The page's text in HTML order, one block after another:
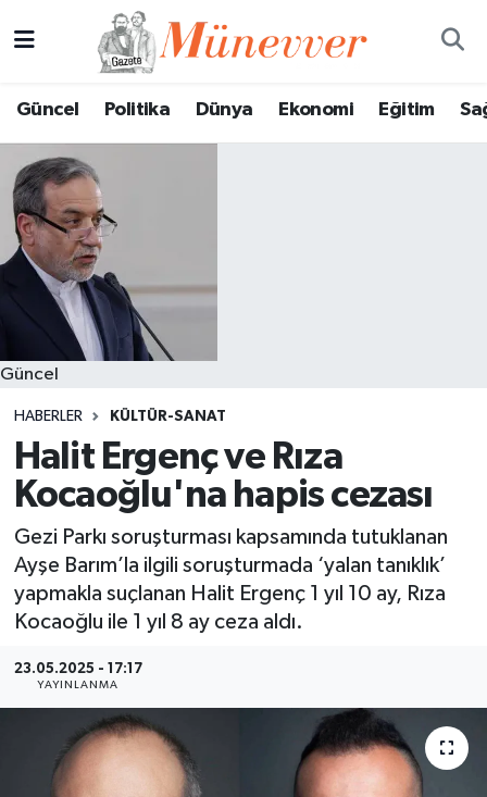
Güncel Politika Dünya Ekonomi Eğitim
Güncel
HABERLER KÜLTÜR-SANAT
Halit Ergenç ve Rıza
Kocaoğlu'na hapis cezası
Gezi Parkı soruşturması kapsamında tutuklanan
Ayşe Barım’la ilgili soruşturmada ‘yalan tanıklık’
yapmakla suçlanan Halit Ergenç 1 yıl 10 ay, Rıza
Kocaoğlu ile 1 yıl 8 ay ceza aldı.
23.05.2025 - 17:17
YAYINLANMA
Dünya
Ekonomi
Eğitim
Sağlık
Magazin
Spor
Trafik Durumu
Süper Lig Puan Durumu ve Fikstür
Tüm Manşetler
Son Dakika Haberleri
Haber Arşivi